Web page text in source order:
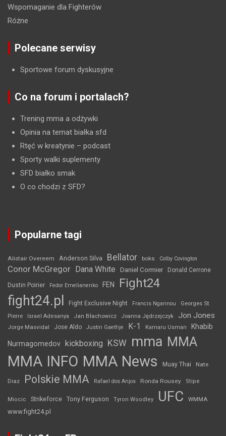
Wspomaganie dla Fighterów
Różne
Polecane serwisy
Sportowe forum dyskusyjne
Co na forum i portalach?
Trening mma a odżywki
Opinia na temat białka sfd
Rtęć w kreatynie – podcast
Sporty walki suplementy
SFD białko smak
O co chodzi z SFD?
Popularne tagi
Alistair Overeem Anderson Silva Bellator boks Colby Covington
Conor McGregor Dana White Daniel Cormier Donald Cerrone
Dustin Poirier Fedor Emelianenko FEN Fight24
fight24.pl Fight Exclusive Night Francis Ngannou
Georges St.
Pierre
Israel Adesanya Jan Błachowicz Joanna Jędrzejczyk Jon Jones
Jorge Masvidal Jose Aldo Justin Gaethje K-1 Kamaru Usman Khabib
Nurmagomedov kickboxing KSW mma MMA
MMA INFO MMA News Muay Thai Nate
Diaz Polskie MMA Rafael dos Anjos Ronda Rousey Stipe
Miocic Strikeforce Tony Ferguson Tyron Woodley UFC WMMA
www.fight24.pl